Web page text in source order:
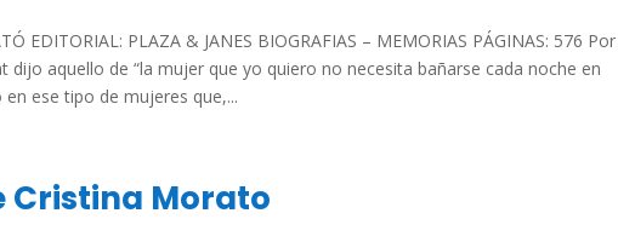
EDITORIAL: PLAZA & JANES BIOGRAFIAS – MEMORIAS PÁGINAS: 576 Por
dijo aquello de “la mujer que yo quiero no necesita bañarse cada noche en
ese tipo de mujeres que,...
Cristina Morato